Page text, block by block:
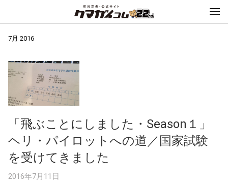
7月 2016
「飛ぶことにしました・Season１」
ヘリ・パイロットへの道／国家試験
を受けてきました
2016年7月11日